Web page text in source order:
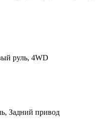
руль, 4WD
Задний привод